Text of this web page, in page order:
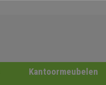
Kantoormeubelen